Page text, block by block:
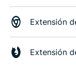
Extensión
Extensión